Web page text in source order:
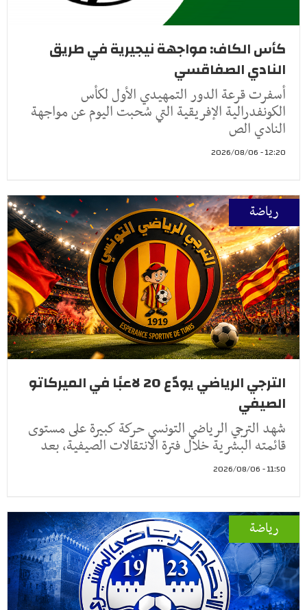
كأس الكاف: مواجهة نيجيرية في طريق
النادي الصفاقسي
أسفرت قرعة الدور التمهيدي الأول لكأس
الكونفدرالية الإفريقية التي سُحبت اليوم عن مواجهة
النادي الص
12:20 - 2026/08/06
رياضة
الترجي الرياضي يودّع 20 لاعبًا في الميركاتو
الصيفي
شهد الترجي الرياضي التونسي حركة كبيرة على مستوى
قائمته البشرية خلال فترة الانتقالات الصيفية، بعد
11:50 - 2026/08/06
رياضة